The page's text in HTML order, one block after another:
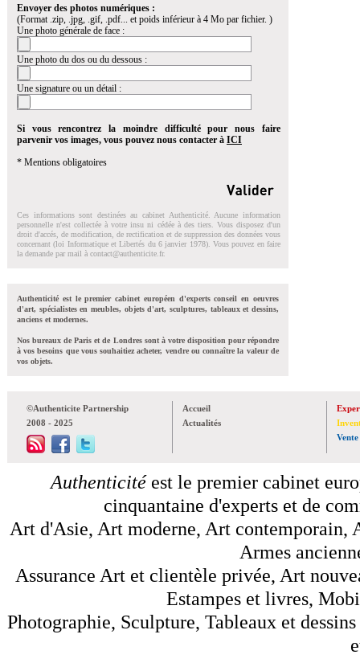
Envoyer des photos numériques :
(Format .zip, .jpg, .gif, .pdf... et poids inférieur à 4 Mo par fichier. )
Une photo générale de face :
Une photo du dos ou du dessous :
Une signature ou un détail :
Si vous rencontrez la moindre difficulté pour nous faire
parvenir vos images, vous pouvez nous contacter à ICI
* Mentions obligatoires
Ces informations sont destinées au cabinet Authenticité. Aucune information
personnelle n'est collectée à votre insu ni cédée à des tiers. Vous disposez d'un
droit d'accés, de modification, de rectification et de suppression des données vous
concernant (loi Informatique et Libertés du 6 janvier 1978). Vous pouvez en faire
la demande par mail à contact@authenticite.fr.
Authenticité est le premier cabinet européen d'experts conseil en oeuvres
d'art, spécialistes en meubles, objets d'art, sculptures, tableaux et dessins,
anciens et modernes.
Nos bureaux de Paris et de Londres sont à votre disposition pour répondre
à vos besoins que vous souhaitiez acheter, vendre ou connaître la valeur de
vos objets.
©Authenticite Partnership
2008 - 2025
Accueil
Actualités
Vente
Authenticitéest le premier cabinet
cinquantaine d'experts et de
Art d'Asie, Art moderne, Art contemporain,
Armes
Assurance Art et clientèle privée, Art
Estampes et livres,
Photographie, Sculpture, Tableaux et